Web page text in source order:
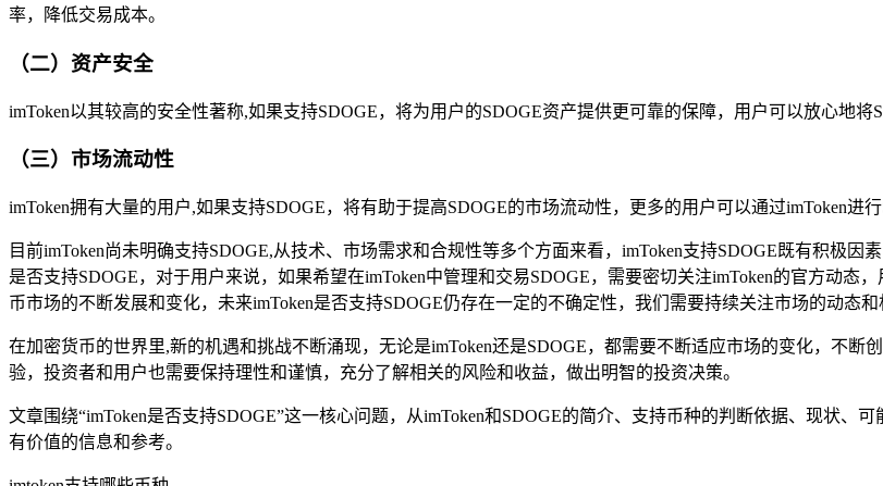
率，降低交易成本。
（二）资产安全
imToken以其较高的安全性著称,如果支持SDOGE，将为用户的SDOGE资产提供更可靠的保障，用户可以放心地将
（三）市场流动性
imToken拥有大量的用户,如果支持SDOGE，将有助于提高SDOGE的市场流动性，更多的用户可以通过imToken进
目前imToken尚未明确支持SDOGE,从技术、市场需求和合规性等多个方面来看，imToken支持SDOGE既有积极
是否支持SDOGE，对于用户来说，如果希望在imToken中管理和交易SDOGE，需要密切关注imToken的官方动态
币市场的不断发展和变化，未来imToken是否支持SDOGE仍存在一定的不确定性，我们需要持续关注市场的动态和
在加密货币的世界里,新的机遇和挑战不断涌现，无论是imToken还是SDOGE，都需要不断适应市场的变化，不
验，投资者和用户也需要保持理性和谨慎，充分了解相关的风险和收益，做出明智的投资决策。
文章围绕“imToken是否支持SDOGE”这一核心问题，从imToken和SDOGE的简介、支持币种的判断依据、现状
有价值的信息和参考。